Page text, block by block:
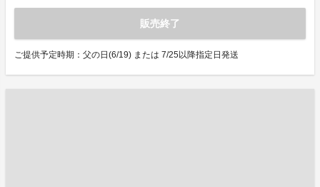
販売終了
ご提供予定時期：父の日(6/19) または 7/25以降指定日発送